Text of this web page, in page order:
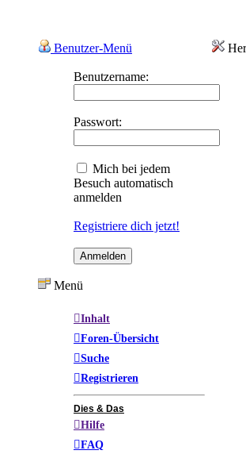
Benutzer-Menü
Benutzername:
Passwort:
Mich bei jedem
Besuch automatisch
anmelden
Registriere dich jetzt!
Menü
Inhalt
Foren-Übersicht
Suche
Registrieren
Dies & Das
Hilfe
FAQ